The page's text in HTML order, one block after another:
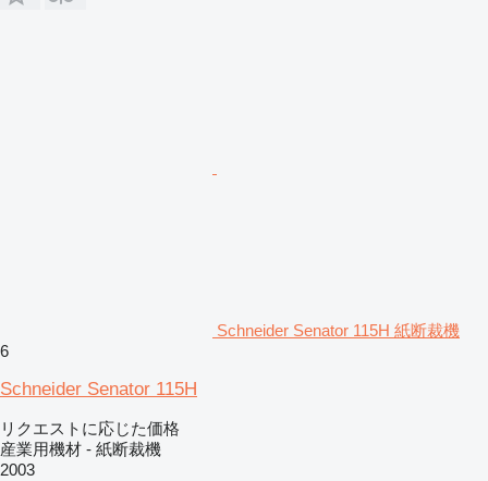
Schneider Senator 115H 紙断裁機
6
Schneider Senator 115H
リクエストに応じた価格
産業用機材 - 紙断裁機
2003